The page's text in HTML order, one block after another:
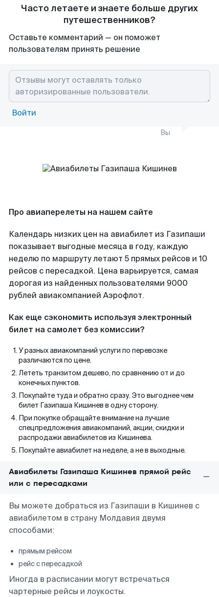
Часто летаете и знаете больше других
путешественников?
Оставьте комментарий — он поможет
пользователям принять решение
Войти
Вы
Про авиаперелеты на нашем сайте
Календарь низких цен на авиабилет из Газипаши
показывает выгодные месяца в году, каждую
неделю по маршруту летают 5 прямых рейсов и 10
рейсов с пересадкой. Цена варьируется, самая
дорогая из найденных пользователями 9000
рублей авиакомпанией Аэрофлот.
Как еще сэкономить используя электронный
билет на самолет без комиссии?
У разных авиакомпаний услуги по перевозке
различаются по цене.
Лететь транзитом дешево, по сравнению от и до
конечных пунктов.
Покупайте туда и обратно сразу. Это выгоднее чем
билет Газипаша Кишинев в одну сторону.
При покупке обращайте внимание на лучшие
спецпредложения авиакомпаний, акции, скидки и
распродажи авиабилетов из Кишинева.
Покупайте авиабилет на неделе, а не в выходные.
Авиабилеты Газипаша Кишинев прямой рейс
или с пересадками
Вы можете добраться из Газипаши в Кишинев с
авиабилетом в страну Молдавия двумя
способами:
прямым рейсом
рейс с пересадкой
Иногда в расписании могут встречаться
чартерные рейсы и лоукосты.